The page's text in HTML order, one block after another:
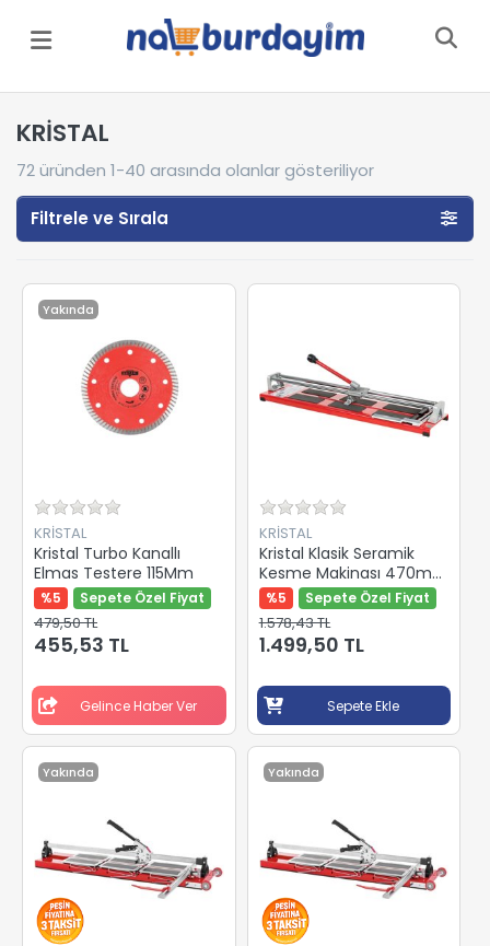
Menü
KRİSTAL
72üründen 1-40 arasında olanlar gösteriliyor
Filtrele ve Sırala
Yakında
KRİSTAL
Kristal Turbo Kanallı
Elmas Testere 115Mm
%5 Sepete Özel Fiyat
479,50 TL
455,53 TL
Gelince Haber Ver
KRİSTAL
Kristal Klasik Seramik
Kesme Makinası 470mm
35533
%5 Sepete Özel Fiyat
1.578,43 TL
1.499,50 TL
Sepete Ekle
Yakında Yakında